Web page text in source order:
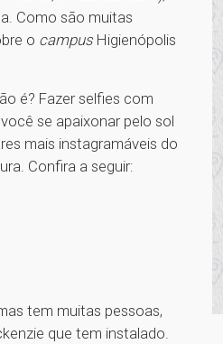
Como são muitas
o campus Higienópolis
é? Fazer selfies com
se apaixonar pelo sol
mais instagramáveis do
Confira a seguir:
tem muitas pessoas,
que tem instalado.